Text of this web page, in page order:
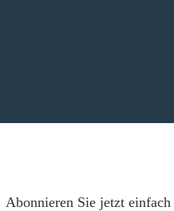
Abonnieren Sie jetzt